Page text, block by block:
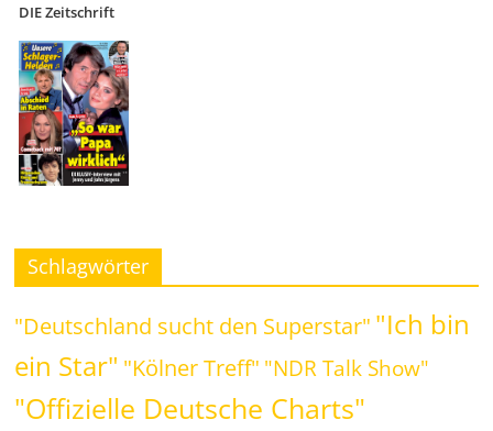
DIE Zeitschrift
Schlagwörter
"Deutschland sucht den Superstar" "Ich bin
ein Star" "Kölner Treff" "NDR Talk Show"
"Offizielle Deutsche Charts"